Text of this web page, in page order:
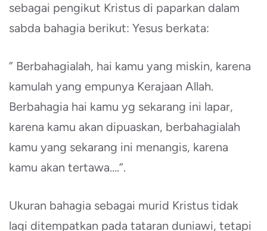
sebagai pengikut Kristus di paparkan dalam
sabda bahagia berikut: Yesus berkata:
” Berbahagialah, hai kamu yang miskin, karena
kamulah yang empunya Kerajaan Allah.
Berbahagia hai kamu yg sekarang ini lapar,
karena kamu akan dipuaskan, berbahagialah
kamu yang sekarang ini menangis, karena
kamu akan tertawa….”.
Ukuran bahagia sebagai murid Kristus tidak
lagi ditempatkan pada tataran duniawi, tetapi